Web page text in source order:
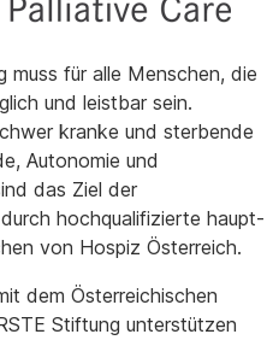
muss für alle Menschen, die
und leistbar sein.
kranke und sterbende
Autonomie und
das Ziel der
hochqualifizierte haupt-
von Hospiz Österreich.
dem Österreichischen
Stiftung unterstützen